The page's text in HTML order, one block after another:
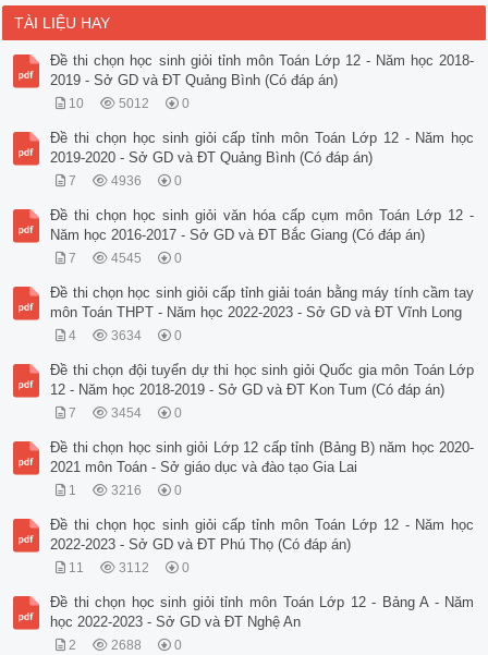
TÀI LIỆU HAY
Đề thi chọn học sinh giỏi tỉnh môn Toán Lớp 12 - Năm học 2018-
2019 - Sở GD và ĐT Quảng Bình (Có đáp án)
10 5012 0
Đề thi chọn học sinh giỏi cấp tỉnh môn Toán Lớp 12 - Năm học
2019-2020 - Sở GD và ĐT Quảng Bình (Có đáp án)
7 4936 0
Đề thi chọn học sinh giỏi văn hóa cấp cụm môn Toán Lớp 12 -
Năm học 2016-2017 - Sở GD và ĐT Bắc Giang (Có đáp án)
7 4545 0
Đề thi chọn học sinh giỏi cấp tỉnh giải toán bằng máy tính cầm tay
môn Toán THPT - Năm học 2022-2023 - Sở GD và ĐT Vĩnh Long
4 3634 0
Đề thi chọn đội tuyển dự thi học sinh giỏi Quốc gia môn Toán Lớp
12 - Năm học 2018-2019 - Sở GD và ĐT Kon Tum (Có đáp án)
7 3454 0
Đề thi chọn học sinh giỏi Lớp 12 cấp tỉnh (Bảng B) năm học 2020-
2021 môn Toán - Sở giáo dục và đào tạo Gia Lai
1 3216 0
Đề thi chọn học sinh giỏi cấp tỉnh môn Toán Lớp 12 - Năm học
2022-2023 - Sở GD và ĐT Phú Thọ (Có đáp án)
11 3112 0
Đề thi chọn học sinh giỏi tỉnh môn Toán Lớp 12 - Bảng A - Năm
học 2022-2023 - Sở GD và ĐT Nghệ An
2 2688 0